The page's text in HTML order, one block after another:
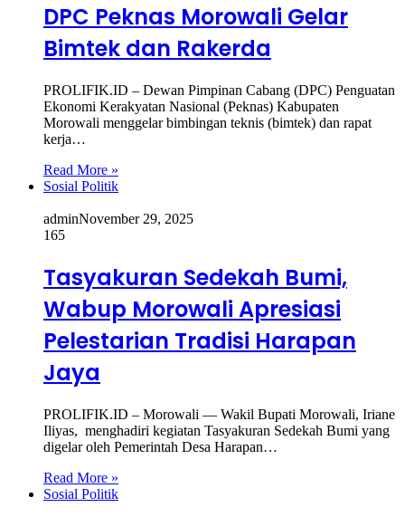
DPC Peknas Morowali Gelar
Bimtek dan Rakerda
PROLIFIK.ID – Dewan Pimpinan Cabang (DPC) Penguatan
Ekonomi Kerakyatan Nasional (Peknas) Kabupaten
Morowali menggelar bimbingan teknis (bimtek) dan rapat
kerja…
Read More »
Sosial Politik
adminNovember 29, 2025
165
Tasyakuran Sedekah Bumi,
Wabup Morowali Apresiasi
Pelestarian Tradisi Harapan
Jaya
PROLIFIK.ID – Morowali — Wakil Bupati Morowali, Iriane
Iliyas, menghadiri kegiatan Tasyakuran Sedekah Bumi yang
digelar oleh Pemerintah Desa Harapan…
Read More »
Sosial Politik